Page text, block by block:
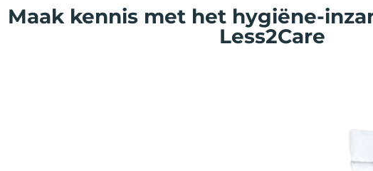
Maak kennis met het hygiëne-
Less2Care